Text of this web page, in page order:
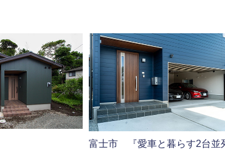
富士市 『愛車と暮らす2台並